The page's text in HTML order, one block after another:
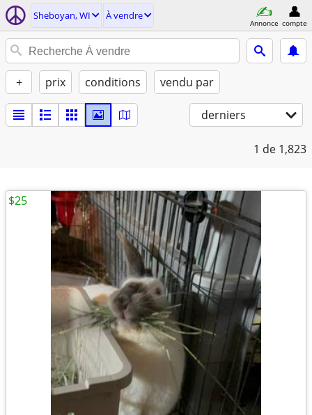
Sheboyan, WI À vendre
Annonce compte
+ prix conditions vendu par
derniers
1 de 1,823
$25